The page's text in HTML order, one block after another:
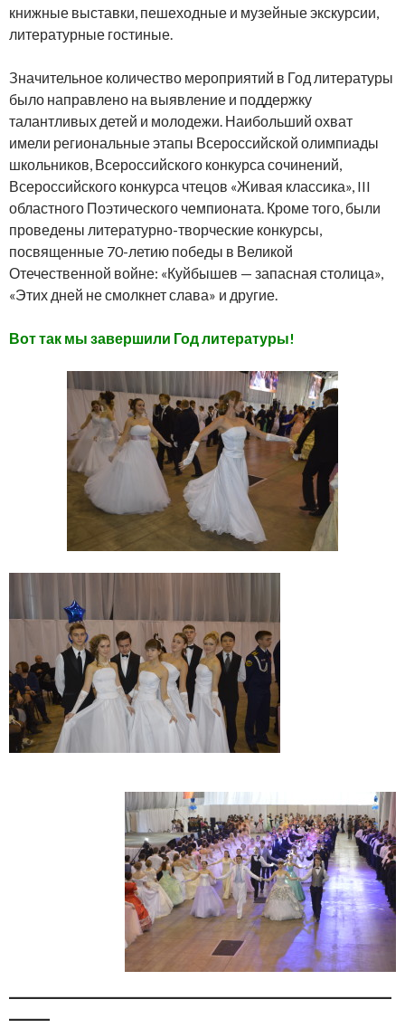
книжные выставки, пешеходные и музейные экскурсии,
литературные гостиные.
Значительное количество мероприятий в Год литературы
было направлено на выявление и поддержку
талантливых детей и молодежи. Наибольший охват
имели региональные этапы Всероссийской олимпиады
школьников, Всероссийского конкурса сочинений,
Всероссийского конкурса чтецов «Живая классика», III
областного Поэтического чемпионата. Кроме того, были
проведены литературно-творческие конкурсы,
посвященные 70-летию победы в Великой
Отечественной войне: «Куйбышев — запасная столица»,
«Этих дней не смолкнет слава» и другие.
Вот так мы завершили Год литературы!